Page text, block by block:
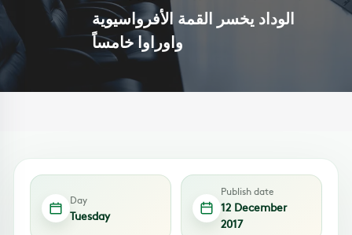
الوداد يخسر القمة الأفرواسيوية
واوراوا خامساً
Day
Tuesday
Publish date
12 December
2017